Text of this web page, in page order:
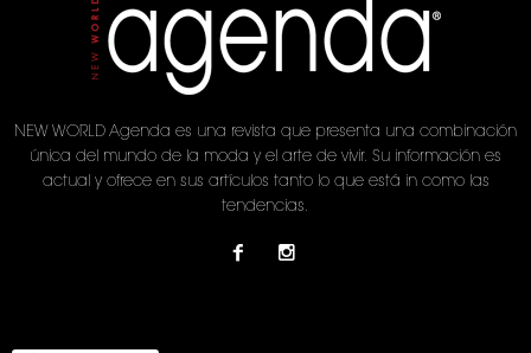
NEW WORLD Agenda es una revista que presenta una combinación
única del mundo de la moda y el arte de vivir. Su información es
actual y ofrece en sus artículos tanto lo que está in como las
tendencias.